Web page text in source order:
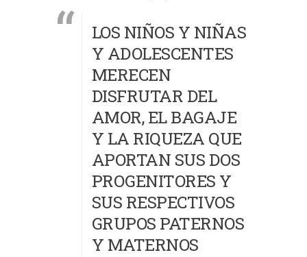
LOS NIÑOS Y NIÑAS
Y ADOLESCENTES
MERECEN
DISFRUTAR DEL
AMOR, EL BAGAJE
Y LA RIQUEZA QUE
APORTAN SUS DOS
PROGENITORES Y
SUS RESPECTIVOS
GRUPOS PATERNOS
Y MATERNOS